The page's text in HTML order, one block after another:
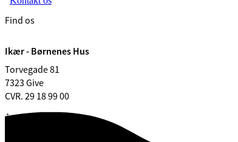
Find os
Ikær - Børnenes Hus
Torvegade 81
7323 Give
CVR. 29 18 99 00
Åbningstider